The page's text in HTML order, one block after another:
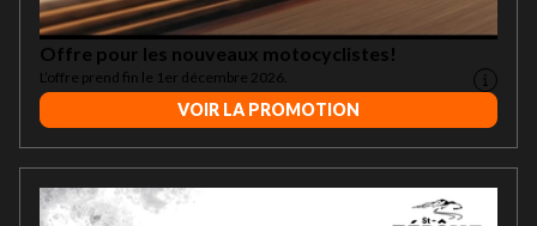
Offre pour les nouveaux motocyclistes!
L’offre prend fin le 1er décembre 2026.
VOIR LA PROMOTION